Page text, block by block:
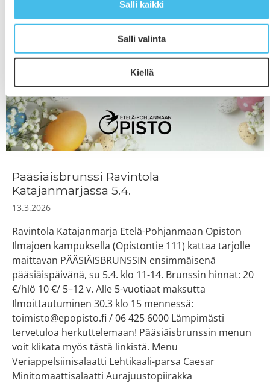
Salli kaikki
Salli valinta
Kiellä
Pääsiäisbrunssi Ravintola
Katajanmarjassa 5.4.
13.3.2026
Ravintola Katajanmarja Etelä-Pohjanmaan Opiston
Ilmajoen kampuksella (Opistontie 111) kattaa tarjolle
maittavan PÄÄSIÄISBRUNSSIN ensimmäisenä
pääsiäispäivänä, su 5.4. klo 11-14. Brunssin hinnat: 20
€/hlö 10 €/ 5–12 v. Alle 5-vuotiaat maksutta
Ilmoittautuminen 30.3 klo 15 mennessä:
toimisto@epopisto.fi / 06 425 6000 Lämpimästi
tervetuloa herkuttelemaan! Pääsiäisbrunssin menun
voit klikata myös tästä linkistä. Menu
Veriappelsiinisalaatti Lehtikaali-parsa Caesar
Minitomaattisalaatti Aurajuustopiirakka